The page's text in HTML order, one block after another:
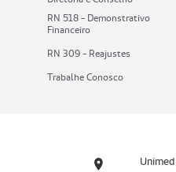
RN 518 - Demonstrativo
Financeiro
RN 309 - Reajustes
Trabalhe Conosco